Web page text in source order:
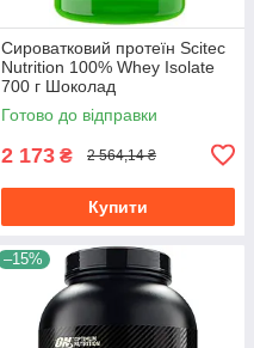
Сироватковий протеїн Scitec
Nutrition 100% Whey Isolate
700 г Шоколад
Готово до відправки
2 173 ₴ 2 564,14 ₴
Купити
–15%